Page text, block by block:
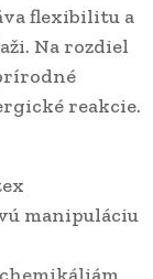
flexibilitu a
Na rozdiel
reakcie.
manipuláciu